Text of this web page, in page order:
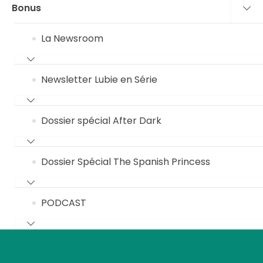
Bonus
La Newsroom
Newsletter Lubie en Série
Dossier spécial After Dark
Dossier Spécial The Spanish Princess
PODCAST